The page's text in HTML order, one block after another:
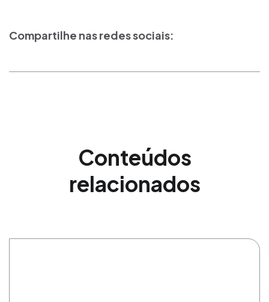
Compartilhe nas redes sociais:
Conteúdos
relacionados